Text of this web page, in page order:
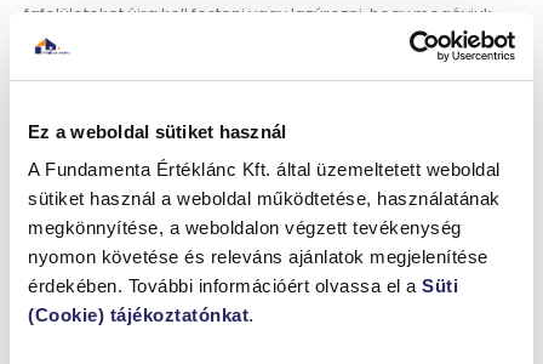
Ez a weboldal sütiket használ
A Fundamenta Értéklánc Kft. által üzemeltetett weboldal
sütiket használ a weboldal működtetése, használatának
megkönnyítése, a weboldalon végzett tevékenység
nyomon követése és releváns ajánlatok megjelenítése
érdekében. További információért olvassa el a Süti
(Cookie) tájékoztatónkat.
fafelületeket újra kell festeni vagy lazúrozni, hogy megóvjuk
őket a nedvességtől és az időjárás viszontagságaitól. Bár ez
Függönyök, rolók és egyéb
kiegészítők szerepe
A hő bent tartásában nemcsak a szigetelőanyagok
, hanem
a
kiegészítők is sokat segítenek. A vastag, többrétegű
hőszigetelő függönyök például jelentős mértékben képesek